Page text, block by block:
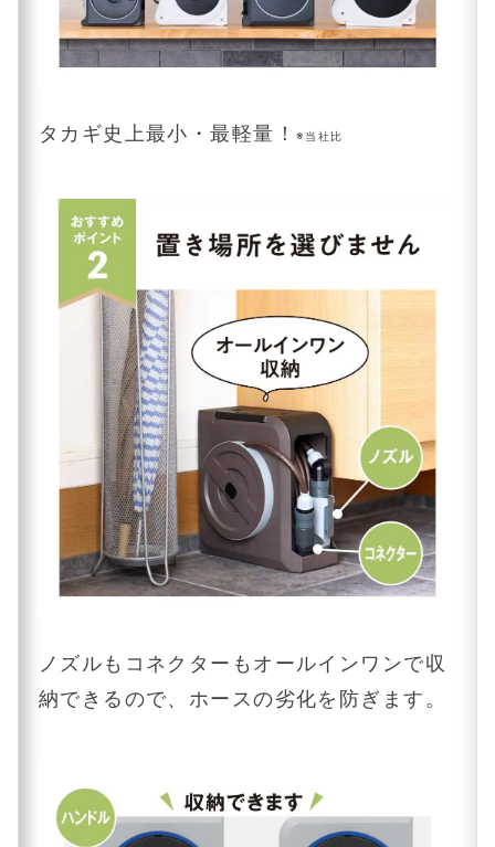
タカギ史上最小・最軽量！※当社比
ノズルもコネクターもオールインワンで収
納できるので、ホースの劣化を防ぎます。